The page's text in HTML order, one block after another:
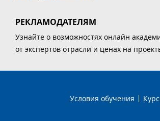
РЕКЛАМОДАТЕЛЯМ
Узнайте о возможностях онлайн
от экспертов отрасли и ценах на
Условия обучения